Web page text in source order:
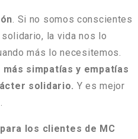
. Si no somos conscientes
la vida nos lo
más lo necesitemos.
simpatías y empatías
solidario. Y es mejor
los clientes de MC